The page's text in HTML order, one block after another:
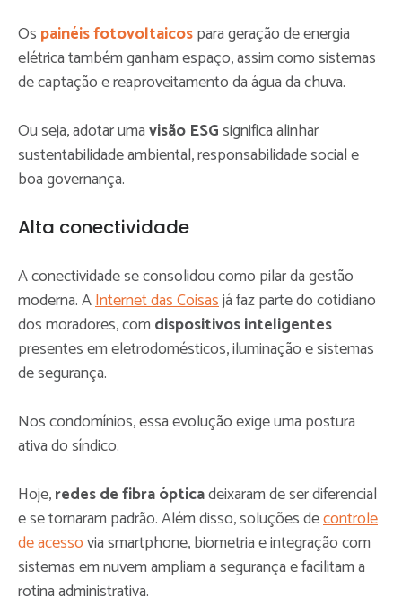
Os painéis fotovoltaicospara geração de energia
elétrica também ganham espaço, assim como sistemas
de captação e reaproveitamento da água da chuva.
Ou seja, adotar umavisão ESGsignifica alinhar
sustentabilidade ambiental, responsabilidade social e
boa governança.
Alta conectividade
A conectividade se consolidou como pilar da gestão
moderna. AInternet das Coisasjá faz parte do cotidiano
dos moradores, com dispositivos inteligentes
presentes em eletrodomésticos, iluminação e sistemas
de segurança.
Nos condomínios, essa evolução exige uma postura
ativa do síndico.
Hoje,redes de fibra ópticadeixaram de ser diferencial
e se tornaram padrão. Além disso, soluções decontrole
de acessovia smartphone, biometria e integração com
sistemas em nuvem ampliam a segurança e facilitam a
rotina administrativa.